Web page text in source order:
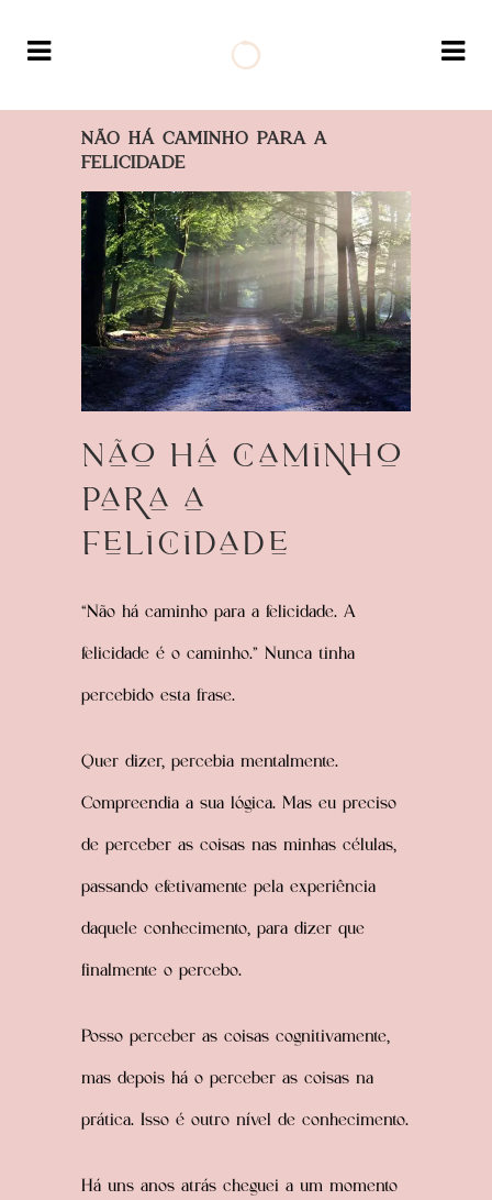
NÃO HÁ CAMINHO PARA A
FELICIDADE
Não há caminho
para a
Felicidade
“Não há caminho para a felicidade. A
felicidade é o caminho.” Nunca tinha
percebido esta frase.
Quer dizer, percebia mentalmente.
Compreendia a sua lógica. Mas eu preciso
de perceber as coisas nas minhas células,
passando efetivamente pela experiência
daquele conhecimento, para dizer que
finalmente o percebo.
Posso perceber as coisas cognitivamente,
mas depois há o perceber as coisas na
prática. Isso é outro nível de conhecimento.
Há uns anos atrás cheguei a um momento